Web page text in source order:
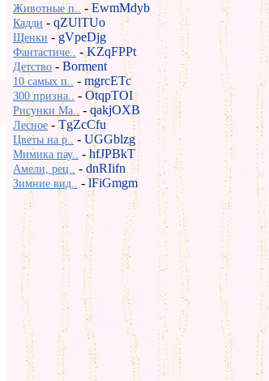
Животные п.. -EwmMdyb
Кадди - qZUlTUo
Щенки - gVpeDjg
Фантастиче.. -KZqFPPt
Детство - Borment
10 самых п.. - mgrcETc
300 призна.. - OtqpTOI
Рисунки Ma.. -qakjOXB
Лесное -TgZcCfu
Цветы на р.. - UGGblzg
Мимика пау.. -hfJPBkT
Амели, рец.. - dnRIifn
Зимние вид.. -lFiGmgm